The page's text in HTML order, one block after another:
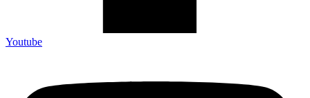
Youtube